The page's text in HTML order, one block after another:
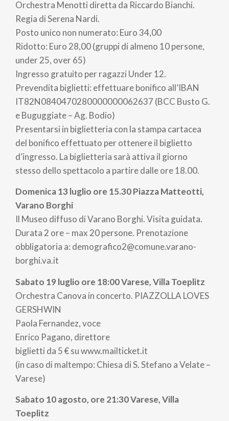
Estense Festival Menotti e lasciati trasportare
dall'eleganza e dalla bellezza delle sue proposte
culturali. Consulta il programma completo per
vivere un'esperienza indimenticabile!
Per prenotazioni ed
informazioniorganizzazione@teatrogiornidispari.it
-
PH LUCA SACCHET
Orchestra Menotti diretta da Riccardo Bianchi.
Regia di Serena Nardi.
Posto unico non numerato: Euro 34,00
Ridotto: Euro 28,00 (gruppi di almeno 10 persone,
under 25, over 65)
Ingresso gratuito per ragazzi Under 12.
Prevendita biglietti: effettuare bonifico all’IBAN
IT82N0840470280000000062637 (BCC Busto G.
e Buguggiate – Ag. Bodio)
Presentarsi in biglietteria con la stampa cartacea
del bonifico effettuato per ottenere il biglietto
d’ingresso. La biglietteria sarà attiva il giorno
stesso dello spettacolo a partire dalle ore 18.00.
Domenica 13 luglio ore 15.30 Piazza Matteotti,
Varano Borghi
Il Museo diffuso di Varano Borghi. Visita guidata.
Durata 2 ore – max 20 persone. Prenotazione
obbligatoria a: demografico2@comune.varano-
borghi.va.it
Sabato 19 luglio ore 18:00 Varese, Villa Toeplitz
Orchestra Canova in concerto. PIAZZOLLA LOVES
GERSHWIN
Paola Fernandez, voce
Enrico Pagano, direttore
biglietti da 5 € su www.mailticket.it
(in caso di maltempo: Chiesa di S. Stefano a Velate –
Varese)
Sabato 10 agosto, ore 21:30 Varese, Villa
Toeplitz